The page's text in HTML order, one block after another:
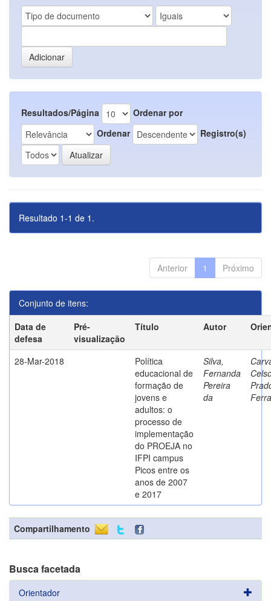
Resultados/Página
Ordenar por
Ordenar
Registro(s)
Resultado 1-1 de 1.
Anterior 1 Próximo
Conjunto de itens:
Data de
defesa
Pré-
visualização
Título Autor
28-Mar-2018
Política
educacional de
formação de
jovens e
adultos: o
processo de
implementação
do PROEJA no
IFPI campus
Picos entre os
anos de 2007
e 2017
Silva,
Fernanda
Pereira
da
Compartilhamento
Busca facetada
Orientador